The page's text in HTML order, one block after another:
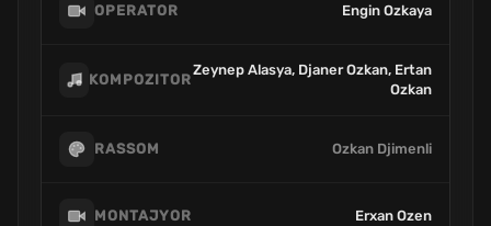
OPERATOR Engin Ozkaya
KOMPOZITOR
Zeynep Alasya, Djaner Ozkan, Ertan
Ozkan
RASSOM Ozkan Djimenli
MONTAJYOR Erxan Ozen